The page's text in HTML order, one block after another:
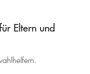
Eltern und